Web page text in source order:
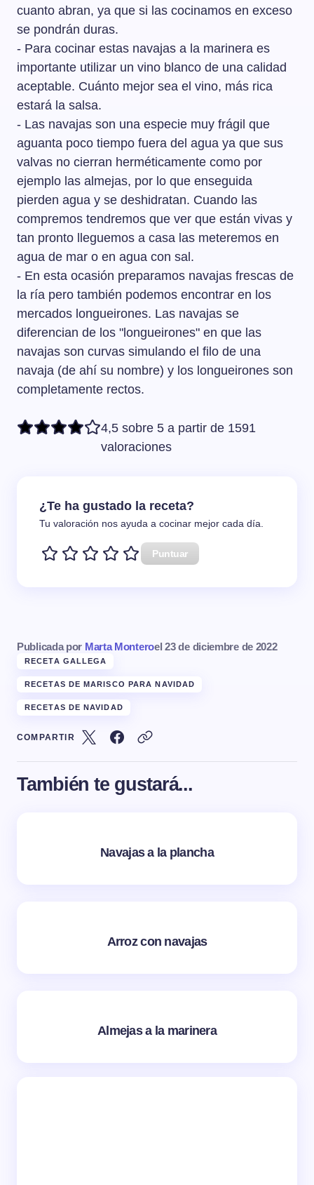
cuanto abran, ya que si las cocinamos en exceso
se pondrán duras.
- Para cocinar estas navajas a la marinera es
importante utilizar un vino blanco de una calidad
aceptable. Cuánto mejor sea el vino, más rica
estará la salsa.
- Las navajas son una especie muy frágil que
aguanta poco tiempo fuera del agua ya que sus
valvas no cierran herméticamente como por
ejemplo las almejas, por lo que enseguida
pierden agua y se deshidratan. Cuando las
compremos tendremos que ver que están vivas y
tan pronto lleguemos a casa las meteremos en
agua de mar o en agua con sal.
- En esta ocasión preparamos navajas frescas de
la ría pero también podemos encontrar en los
mercados longueirones. Las navajas se
diferencian de los "longueirones" en que las
navajas son curvas simulando el filo de una
navaja (de ahí su nombre) y los longueirones son
completamente rectos.
4,5 sobre 5 a partir de 1591
valoraciones
¿Te ha gustado la receta?
Tu valoración nos ayuda a cocinar mejor cada día.
Puntuar
Publicada por Marta Monteroel 23 de diciembre de 2022
RECETA GALLEGA
RECETAS DE MARISCO PARA NAVIDAD
RECETAS DE NAVIDAD
COMPARTIR
También te gustará...
Navajas a la plancha
Arroz con navajas
Almejas a la marinera